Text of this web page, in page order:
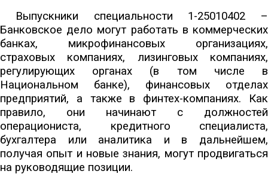
Выпускники специальности 1-25010402 –
Банковское дело могут работать в коммерческих
банках, микрофинансовых организациях,
страховых компаниях, лизинговых компаниях,
регулирующих органах (в том числе в
Национальном банке), финансовых отделах
предприятий, а также в финтех-компаниях. Как
правило, они начинают с должностей
операциониста, кредитного специалиста,
бухгалтера или аналитика и в дальнейшем,
получая опыт и новые знания, могут продвигаться
на руководящие позиции.